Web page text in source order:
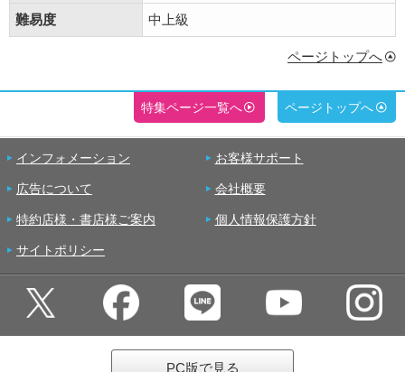
難易度 中上級
ページトップへ
特集ページ一覧へ ページトップへ
インフォメーション お客様サポート
広告について 会社概要
特約店様・書店様ご案内 個人情報保護方針
サイトポリシー
PC版で見る